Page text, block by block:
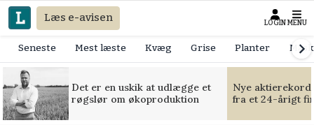
Læs e-avisen LOGIN MENU
Seneste Mest læste Kvæg Grise Planter
Det er en uskik at udlægge et
røgslør om økoproduktion
Nye
fra et 24-årigt